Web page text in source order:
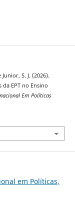
S. J. (2026).
da EPT no Ensino
Em Políticas
em Políticas,